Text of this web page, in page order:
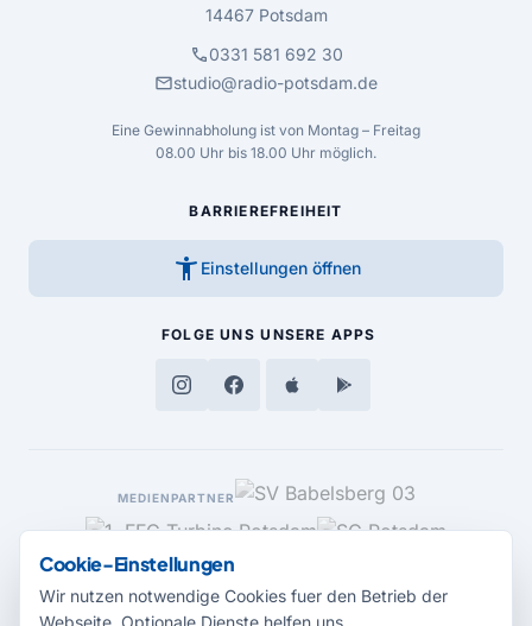
14467 Potsdam
call0331 581 692 30
mailstudio@radio-potsdam.de
Eine Gewinnabholung ist von Montag – Freitag
08.00 Uhr bis 18.00 Uhr möglich.
BARRIEREFREIHEIT
accessibility_new Einstellungen öffnen
FOLGE UNS UNSERE APPS
MEDIENPARTNER
Cookie-Einstellungen
Wir nutzen notwendige Cookies fuer den Betrieb der
Webseite. Optionale Dienste helfen uns,